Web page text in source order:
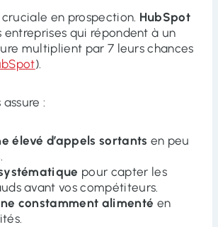
en prospection. HubSpot
entreprises qui répondent à un
multiplient par 7 leurs chances
).
:
élevé d’appels sortants en peu
pour capter les
avant vos compétiteurs.
constamment alimenté en